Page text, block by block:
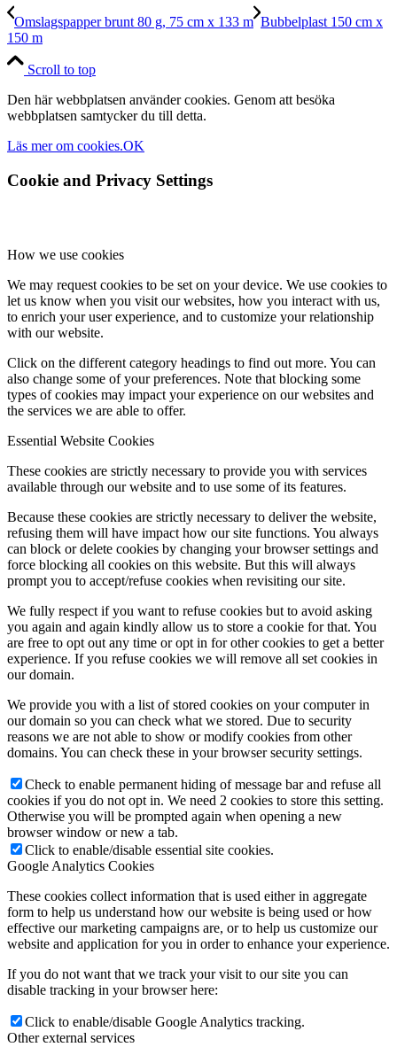
Omslagspapper brunt 80 g, 75 cm x 133 m Bubbelplast 150 cm x
150 m
Scroll to top
Den här webbplatsen använder cookies. Genom att besöka
webbplatsen samtycker du till detta.
Läs mer om cookies.OK
Cookie and Privacy Settings
How we use cookies
We may request cookies to be set on your device. We use cookies to
let us know when you visit our websites, how you interact with us,
to enrich your user experience, and to customize your relationship
with our website.
Click on the different category headings to find out more. You can
also change some of your preferences. Note that blocking some
types of cookies may impact your experience on our websites and
the services we are able to offer.
Essential Website Cookies
These cookies are strictly necessary to provide you with services
available through our website and to use some of its features.
Because these cookies are strictly necessary to deliver the website,
refusing them will have impact how our site functions. You always
can block or delete cookies by changing your browser settings and
force blocking all cookies on this website. But this will always
prompt you to accept/refuse cookies when revisiting our site.
We fully respect if you want to refuse cookies but to avoid asking
you again and again kindly allow us to store a cookie for that. You
are free to opt out any time or opt in for other cookies to get a better
experience. If you refuse cookies we will remove all set cookies in
our domain.
We provide you with a list of stored cookies on your computer in
our domain so you can check what we stored. Due to security
reasons we are not able to show or modify cookies from other
domains. You can check these in your browser security settings.
Check to enable permanent hiding of message bar and refuse all
cookies if you do not opt in. We need 2 cookies to store this setting.
Otherwise you will be prompted again when opening a new
browser window or new a tab.
Click to enable/disable essential site cookies.
Google Analytics Cookies
These cookies collect information that is used either in aggregate
form to help us understand how our website is being used or how
effective our marketing campaigns are, or to help us customize our
website and application for you in order to enhance your experience.
If you do not want that we track your visit to our site you can
disable tracking in your browser here:
Click to enable/disable Google Analytics tracking.
Other external services